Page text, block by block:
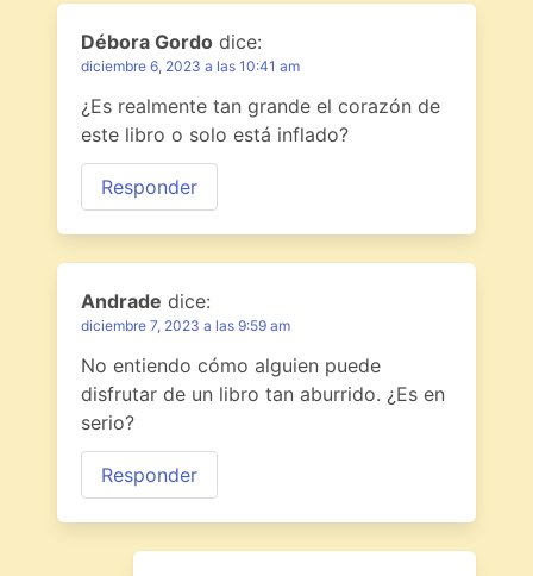
Débora Gordo dice:
diciembre 6, 2023 a las 10:41 am
¿Es realmente tan grande el corazón de
este libro o solo está inflado?
Responder
Andrade dice:
diciembre 7, 2023 a las 9:59 am
No entiendo cómo alguien puede
disfrutar de un libro tan aburrido. ¿Es en
serio?
Responder